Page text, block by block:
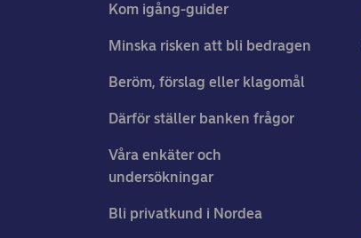
Kom igång-guider
Minska risken att bli bedragen
Beröm, förslag eller klagomål
Därför ställer banken frågor
Våra enkäter och
undersökningar
Bli privatkund i Nordea